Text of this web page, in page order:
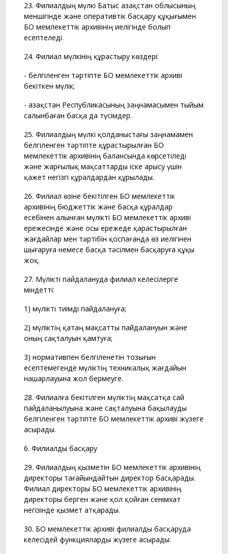
23. Филиалдың мүлкі Батыс Қазақстан облысының
меншігінде және оперативтік басқару құқығымен
БҚО мемлекеттік архивінің иелігінде болып
есептеледі.
24. Филиал мүлкінің құрастыру көздері:
- белгіленген тәртіпте БҚО мемлекеттік архиві
бекіткен мүлік;
- Қазақстан Республикасының заңнамасымен тыйым
салынбаған басқа да түсімдер.
25. Филиалдың мүлкі қолданыстағы заңнамамен
белгіленген тәртіпте құрастырылған БҚО
мемлекеттік архивінің балансында көрсетіледі
және жарғылық мақсаттарды іске арысу үшін
қажет негізгі құралдардан құрылады.
26. Филиал өзіне бекітілген БҚО мемлекеттік
архивінің бюджеттік және басқа құралдар
есебінен алынған мүлікті БҚО мемлекеттік архиві
ережесінде және осы ережеде қарастырылған
жағдайлар мен тәртібін қоспағанда өз иелігінен
шығаруға немесе басқа тәсілмен басқаруға құқы
жоқ.
27. Мүлікті пайдалануда филиал келесілерге
міндетті:
1) мүлікті тиімді пайдалануға;
2) мүліктің қатаң мақсатты пайдалануын және
оның сақталуын қамтуға;
3) нормативпен белгіленетін тозығын
есептемегенде мүліктің техникалық жағдайын
нашарлауына жол бермеуге.
28. Филиалға бекітілген мүліктің мақсатқа сай
пайдаланылуына және сақталуына бақылауды
белгіленген тәртіпте БҚО мемлекеттік архиві жүзеге
асырады.
6. Филиалды басқару
29. Филиалдың қызметін БҚО мемлекеттік архивінің
директоры тағайындайтын директор басқарады.
Филиал директоры БҚО мемлекеттік архивінің
директоры берген және қол қойған сенімхат
негізінде қызмет атқарады.
30. БҚО мемлекеттік архиві филиалды басқаруда
келесідей функцияларды жүзеге асырады: